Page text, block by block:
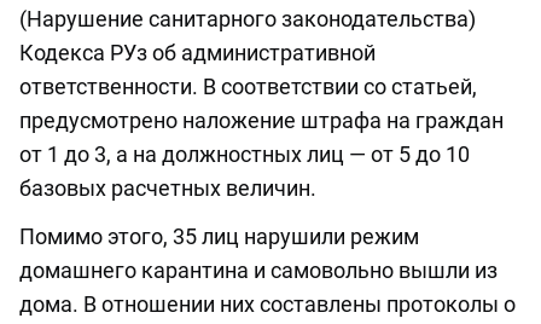
(Нарушение санитарного законодательства)
Кодекса РУз об административной
ответственности. В соответствии со статьей,
предусмотрено наложение штрафа на граждан
от 1 до 3, а на должностных лиц — от 5 до 10
базовых расчетных величин.
Помимо этого, 35 лиц нарушили режим
домашнего карантина и самовольно вышли из
дома. В отношении них составлены протоколы о